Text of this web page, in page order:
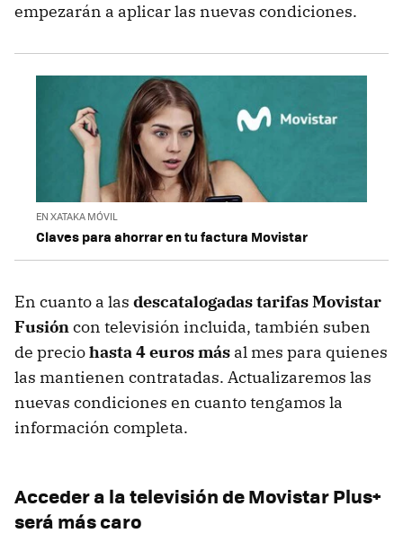
empezarán a aplicar las nuevas condiciones.
EN XATAKA MÓVIL
Claves para ahorrar en tu factura Movistar
En cuanto a las descatalogadas tarifas Movistar
Fusióncon televisión incluida, también suben
de preciohasta 4 euros más al mes para quienes
las mantienen contratadas. Actualizaremos las
nuevas condiciones en cuanto tengamos la
información completa.
Acceder a la televisión de Movistar Plus+
será más caro